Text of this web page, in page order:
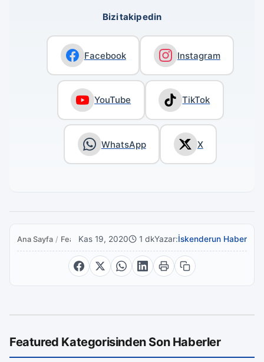
Bizi takip edin
Facebook Instagram
YouTube TikTok
WhatsApp X
Ana Sayfa / FeaturedKas 19, 2020 1 dkYazar:İskenderun Haber
Featured Kategorisinden Son Haberler